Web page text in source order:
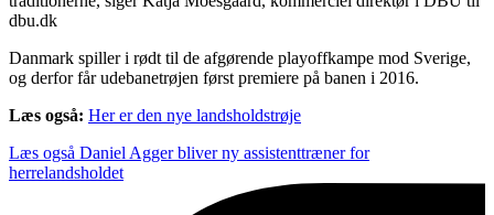
dbu.dk
Danmark spiller i rødt til de afgørende playoffkampe mod Sverige,
og derfor får udebanetrøjen først premiere på banen i 2016.
Læs også: Her er den nye landsholdstrøje
Læs også Daniel Agger bliver ny assistenttræner for
herrelandsholdet